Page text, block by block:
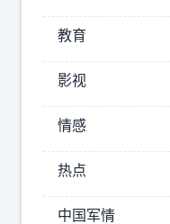
珠
教育
影视
情感
热点
中国军情